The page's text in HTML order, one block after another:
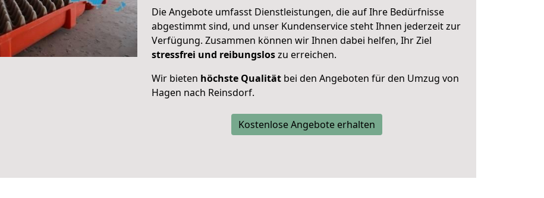
Die Angebote umfasst Dienstleistungen, die auf Ihre Bedürfnisse
abgestimmt sind, und unser Kundenservice steht Ihnen jederzeit zur
Verfügung. Zusammen können wir Ihnen dabei helfen, Ihr Ziel
stressfrei und reibungsloszu erreichen.
Wir bieten höchste Qualität bei den Angeboten für den Umzug von
Hagen nach Reinsdorf.
Kostenlose Angebote erhalten